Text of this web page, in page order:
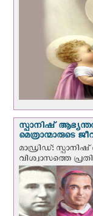
സ്പാനിഷ്
മെത്രാന്മാരുടെ
മാഡ്രിഡ്:
വിശ്വാസത്തെ